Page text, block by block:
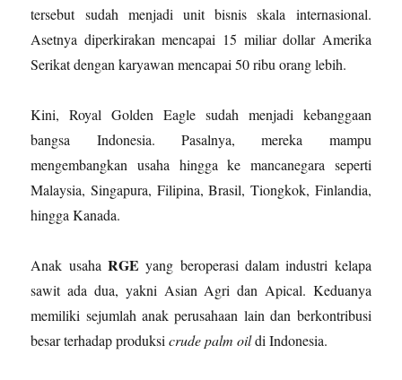
tersebut sudah menjadi unit bisnis skala internasional.
Asetnya diperkirakan mencapai 15 miliar dollar Amerika
Serikat dengan karyawan mencapai 50 ribu orang lebih.
Kini, Royal Golden Eagle sudah menjadi kebanggaan
bangsa Indonesia. Pasalnya, mereka mampu
mengembangkan usaha hingga ke mancanegara seperti
Malaysia, Singapura, Filipina, Brasil, Tiongkok, Finlandia,
hingga Kanada.
Anak usahaRGE yang beroperasi dalam industri kelapa
sawit ada dua, yakni Asian Agri dan Apical. Keduanya
memiliki sejumlah anak perusahaan lain dan berkontribusi
besar terhadap produksicrude palm oildi Indonesia.